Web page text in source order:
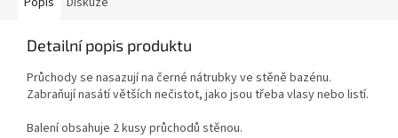
Detailní popis produktu
Průchody se nasazují na černé nátrubky ve stěně bazénu.
Zabraňují nasátí větších nečistot, jako jsou třeba vlasy nebo listí.
Balení obsahuje 2 kusy průchodů stěnou.